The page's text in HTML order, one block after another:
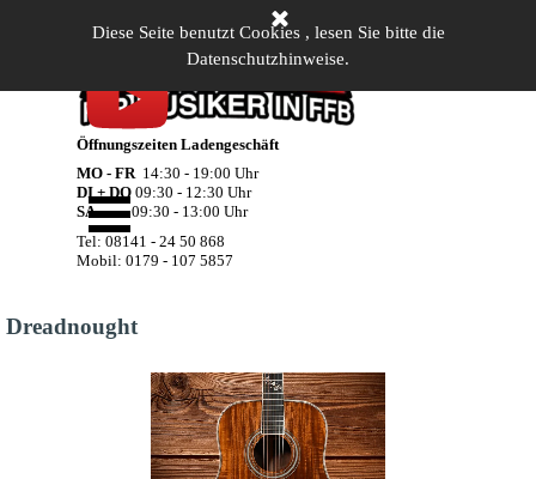
Diese Seite benutzt Cookies , lesen Sie bitte die
Datenschutzhinweise.
Öffnungszeiten Ladengeschäft
MO - FR14:30 - 19:00 Uhr
DI + DO 09:30 - 12:30 Uhr
SA09:30 - 13:00 Uhr
Tel: 08141 - 24 50 868
Mobil: 0179 - 107 5857
Menü überspringen
Dreadnought